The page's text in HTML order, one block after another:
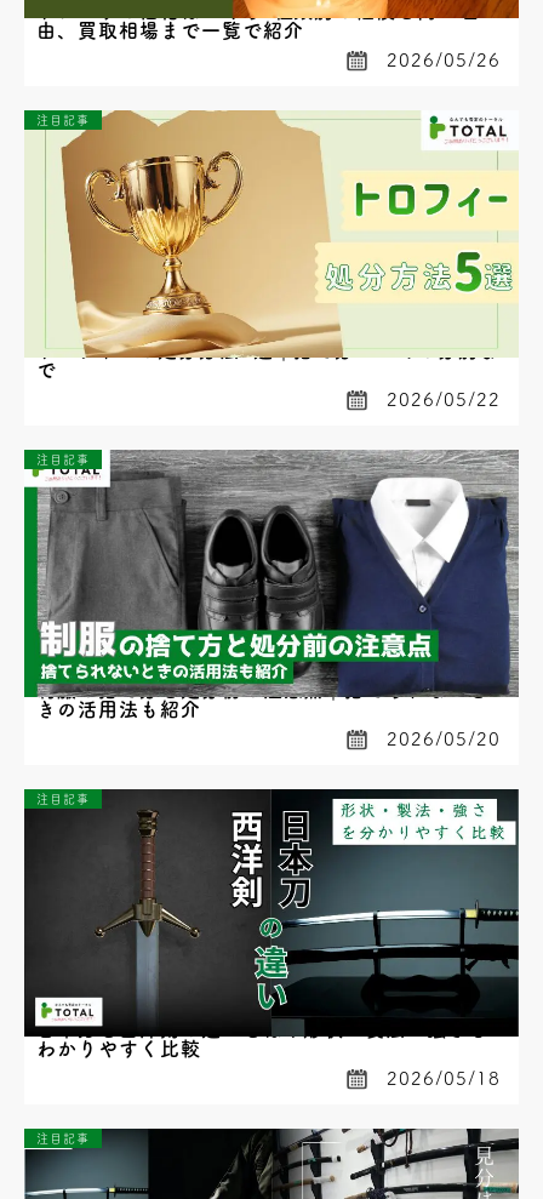
ドンペリの価格はいくら?種類別の値段と高い理
由、買取相場まで一覧で紹介
2026/05/26
注目記事
トロフィーの処分方法5選｜捨て方・ゴミの分別ま
で
2026/05/22
注目記事
制服の捨て方と処分前の注意点｜捨てられないと
きの活用法も紹介
2026/05/20
注目記事
日本刀と西洋剣の違いとは？形状・製法・強さを
わかりやすく比較
2026/05/18
注目記事